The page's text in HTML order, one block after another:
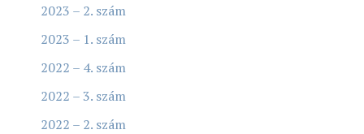
2023 – 2. szám
2023 – 1. szám
2022 – 4. szám
2022 – 3. szám
2022 – 2. szám